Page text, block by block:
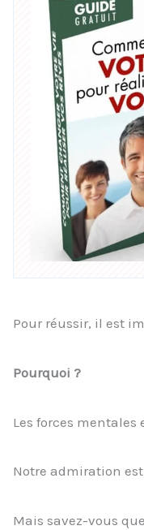
Pour réussir, il est
Pourquoi ?
Les forces
Notre admiration
Mais savez-vous